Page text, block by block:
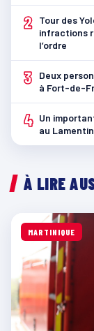
2
Tour des
infractions
l’ordre
3
Deux
à Fort-de-
4 Un
au Lamentin
À LIRE
MARTINIQUE